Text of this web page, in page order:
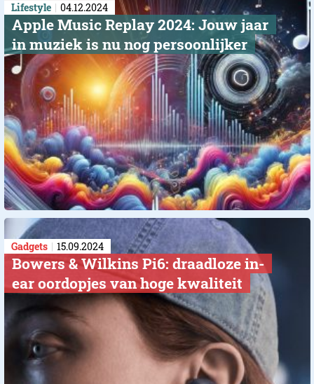
Lifestyle 04.12.2024
Apple Music Replay 2024: Jouw jaar
in muziek is nu nog persoonlijker
Gadgets 15.09.2024
Bowers & Wilkins Pi6: draadloze in-
ear oordopjes van hoge kwaliteit